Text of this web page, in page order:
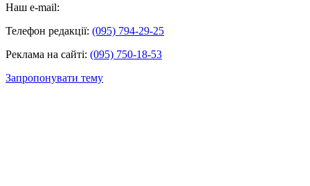
Наш e-mail:
Телефон редакції: (095) 794-29-25
Реклама на сайті: (095) 750-18-53
Запропонувати тему